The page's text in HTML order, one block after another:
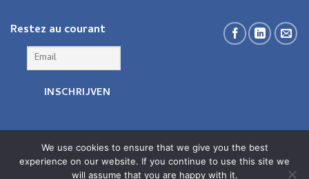
Restez au courant
We use cookies to ensure that we give you the best
experience on our website. If you continue to use this site we
will assume that you are happy with it.